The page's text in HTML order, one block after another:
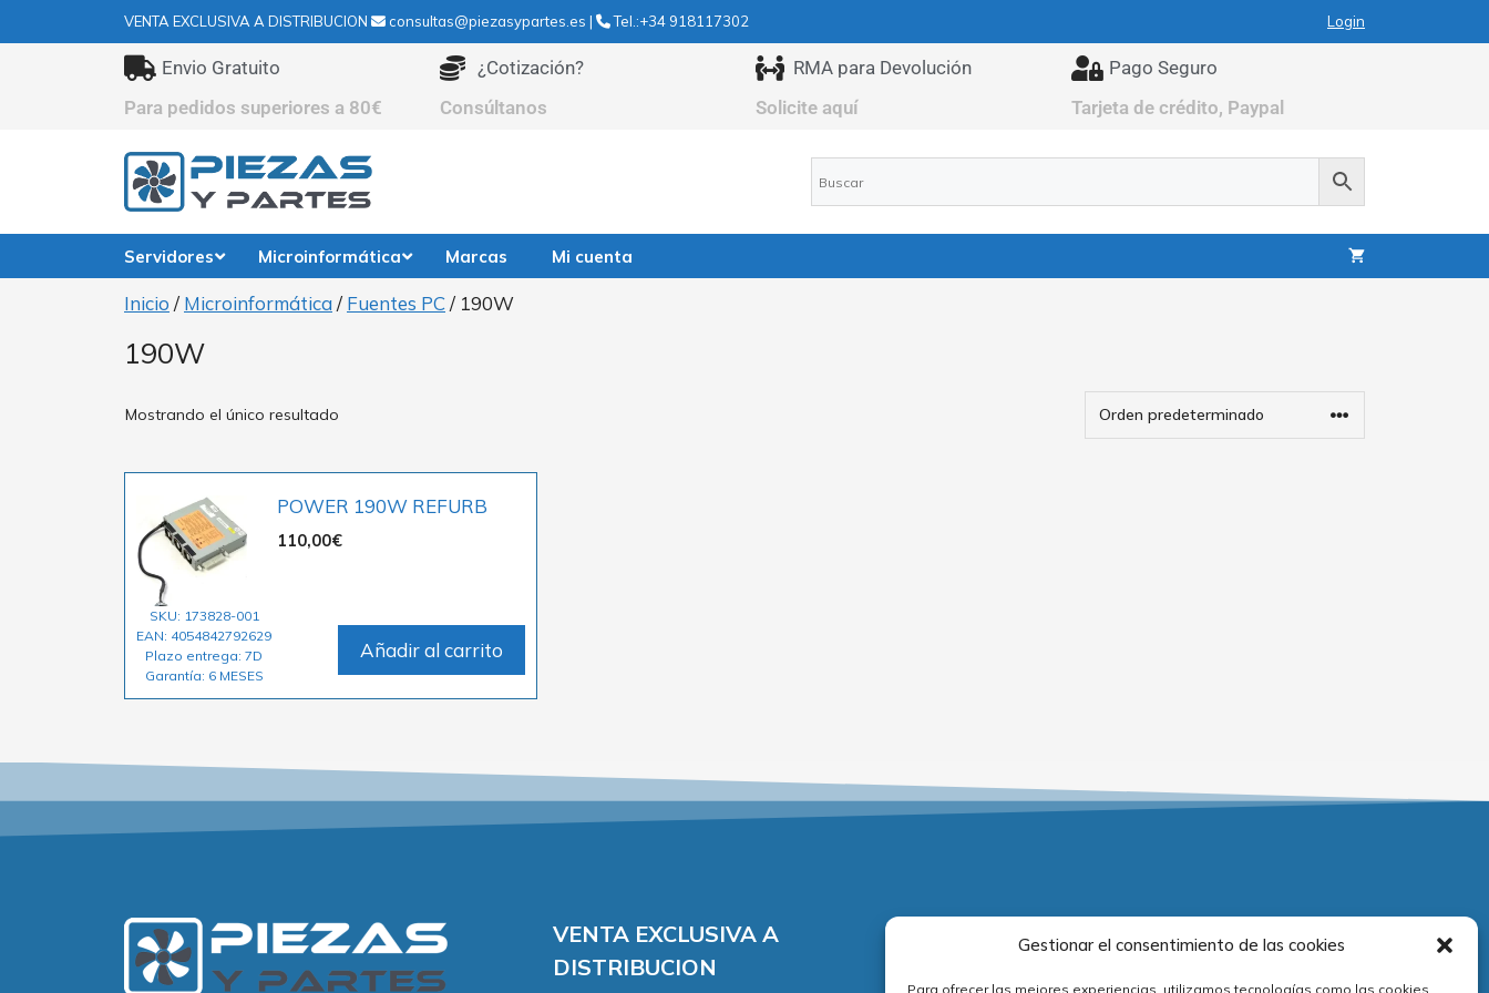
Gestionar el consentimiento de las cookies
Para ofrecer las mejores experiencias, utilizamos tecnologías como las cookies
Login
VENTA EXCLUSIVA A DISTRIBUCION consultas@piezasypartes.es | Tel.:+34 918117302
Envio Gratuito
Para pedidos superiores a 80€
¿Cotización?
Consúltanos
RMA para Devolución
Solicite aquí
Pago Seguro
Tarjeta de crédito, Paypal
Servidores Microinformática Marcas Mi cuenta
Inicio / Microinformática/ Fuentes PC/ 190W
190W
Mostrando el único resultado
SKU: 173828-001
EAN: 4054842792629
Plazo entrega: 7D
Garantía: 6 MESES
POWER 190W REFURB
110,00€
Añadir al carrito
VENTA EXCLUSIVA A
DISTRIBUCION
Adecuación normativa